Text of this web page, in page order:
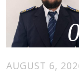
AUGUST 6,